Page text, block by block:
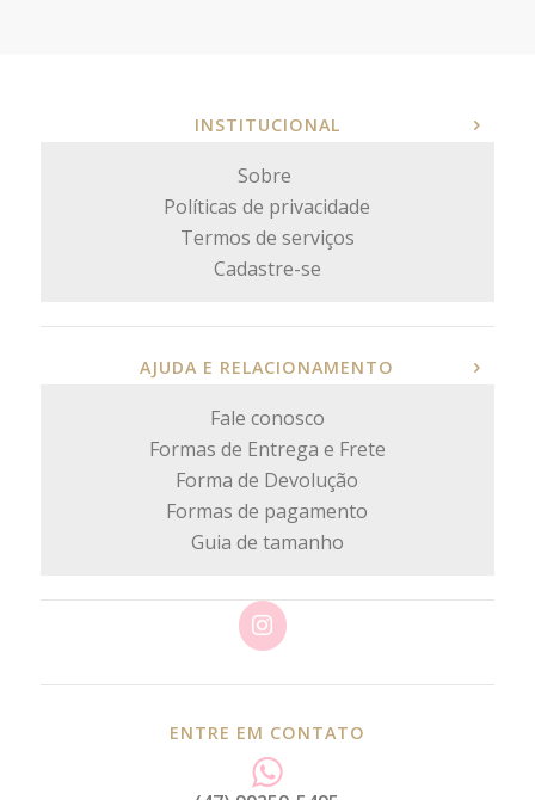
INSTITUCIONAL
Sobre
Políticas de privacidade
Termos de serviços
Cadastre-se
AJUDA E RELACIONAMENTO
Fale conosco
Formas de Entrega e Frete
Forma de Devolução
Formas de pagamento
Guia de tamanho
ENTRE EM CONTATO